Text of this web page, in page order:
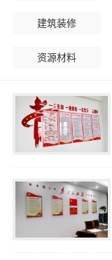
建筑装修
资源材料